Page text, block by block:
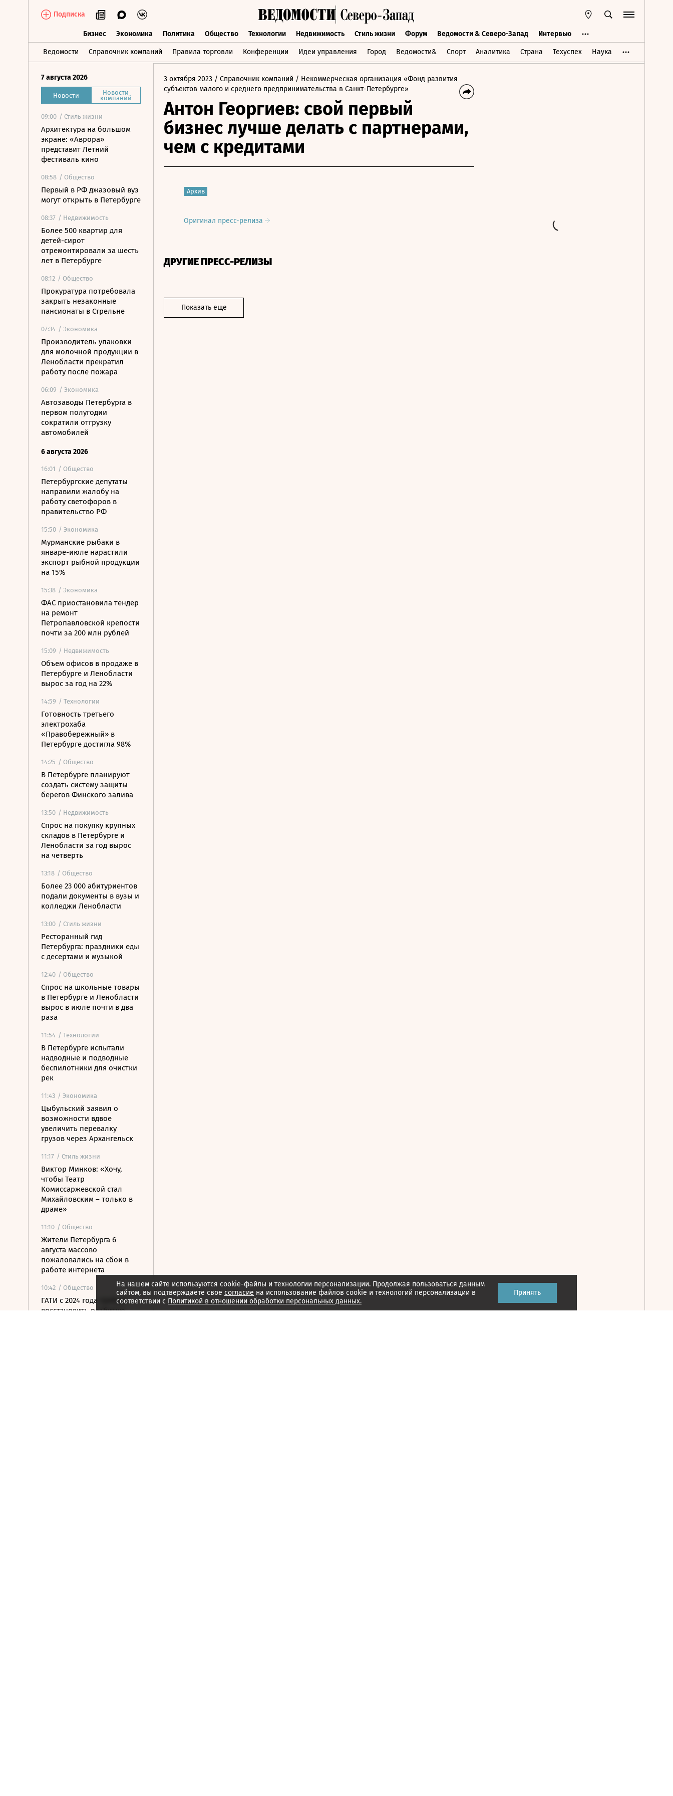
Подписка
Бизнес Экономика Политика Общество Технологии Недвижимость Стиль жизни Форум Ведомости & Северо-Запад Интервью
Ведомости Справочник компаний Правила торговли Конференции Идеи управления Город Ведомости& Спорт Аналитика Страна Техуспех Наука
Бизнес Экономика Политика Общество Технологии Недвижимость Стиль жизни Форум Ведомости & Северо-Запад Интервью
7 августа 2026
Новости Новости
компаний
09:00 / Стиль жизни
Архитектура на большом
экране: «Аврора»
представит Летний
фестиваль кино
08:58 / Общество
Первый в РФ джазовый вуз
могут открыть в Петербурге
08:37 / Недвижимость
Более 500 квартир для
детей-сирот
отремонтировали за шесть
лет в Петербурге
08:12 / Общество
Прокуратура потребовала
закрыть незаконные
пансионаты в Стрельне
07:34 / Экономика
Производитель упаковки
для молочной продукции в
Ленобласти прекратил
работу после пожара
06:09 / Экономика
Автозаводы Петербурга в
первом полугодии
сократили отгрузку
автомобилей
6 августа 2026
16:01 / Общество
Петербургские депутаты
направили жалобу на
работу светофоров в
правительство РФ
15:50 / Экономика
Мурманские рыбаки в
январе-июле нарастили
экспорт рыбной продукции
на 15%
15:38 / Экономика
ФАС приостановила тендер
на ремонт
Петропавловской крепости
почти за 200 млн рублей
15:09 / Недвижимость
Объем офисов в продаже в
Петербурге и Ленобласти
вырос за год на 22%
14:59 / Технологии
Готовность третьего
электрохаба
«Правобережный» в
Петербурге достигла 98%
14:25 / Общество
В Петербурге планируют
создать систему защиты
берегов Финского залива
13:50 / Недвижимость
Спрос на покупку крупных
складов в Петербурге и
Ленобласти за год вырос
на четверть
13:18 / Общество
Более 23 000 абитуриентов
подали документы в вузы и
колледжи Ленобласти
13:00 / Стиль жизни
Ресторанный гид
Петербурга: праздники еды
с десертами и музыкой
12:40 / Общество
Спрос на школьные товары
в Петербурге и Ленобласти
вырос в июле почти в два
раза
11:54 / Технологии
В Петербурге испытали
надводные и подводные
беспилотники для очистки
рек
11:43 / Экономика
Цыбульский заявил о
возможности вдвое
увеличить перевалку
грузов через Архангельск
11:17 / Стиль жизни
Виктор Минков: «Хочу,
чтобы Театр
Комиссаржевской стал
Михайловским – только в
драме»
11:10 / Общество
Жители Петербурга 6
августа массово
пожаловались на сбои в
работе интернета
10:42 / Общество
ГАТИ с 2024 года требует
восстановить разбитую
3 октября 2023 / Справочник компаний / Некоммерческая организация «Фонд развития
субъектов малого и среднего предпринимательства в Санкт-Петербурге»
Антон Георгиев: свой первый
бизнес лучше делать с партнерами,
чем с кредитами
Архив
Оригинал пресс-релиза
ДРУГИЕ ПРЕСС-РЕЛИЗЫ
Показать еще
На нашем сайте используются cookie-файлы и технологии персонализации. Продолжая пользоваться данным
сайтом, вы подтверждаете свое согласие на использование файлов cookie и технологий персонализации в
соответствии с Политикой в отношении обработки персональных данных.
Принять